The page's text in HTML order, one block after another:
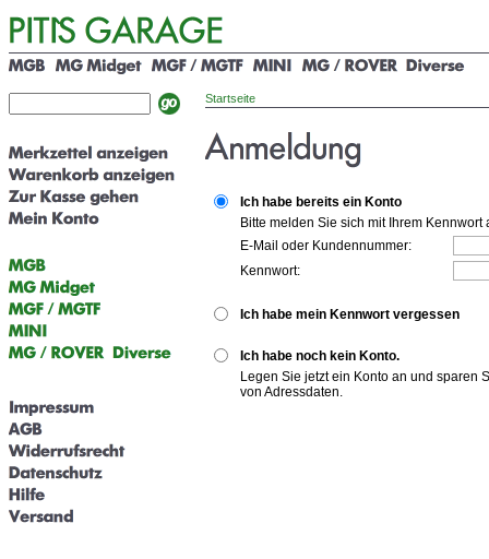
Startseite
Ich habe bereits ein Konto
Bitte melden Sie sich mit Ihrem Kennwort
E-Mail oder Kundennummer:
Kennwort:
Ich habe mein Kennwort vergessen
Ich habe noch kein Konto.
Legen Sie jetzt ein Konto an und sparen
von Adressdaten.